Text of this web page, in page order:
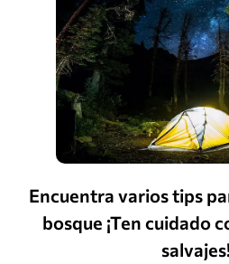
Encuentra varios tips
bosque ¡Ten cuidado